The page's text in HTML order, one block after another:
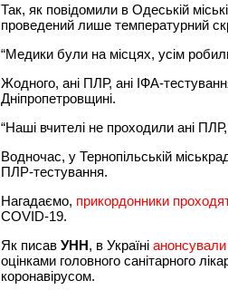
Так, як повідомили в Одеській
проведений лише температурний
“Медики були на місцях, усім
Жодного, ані ПЛР, ані ІФА-
Дніпропетровщині.
“Наші вчителі не проходили ані ПЛР,
Водночас, у Тернопільській
ПЛР-тестування.
Нагадаємо, прикордонники
COVID-19.
Як писав УНН, в Україні
оцінками головного санітарного
коронавірусом.